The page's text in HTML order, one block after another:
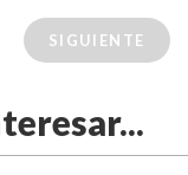
SIGUIENTE